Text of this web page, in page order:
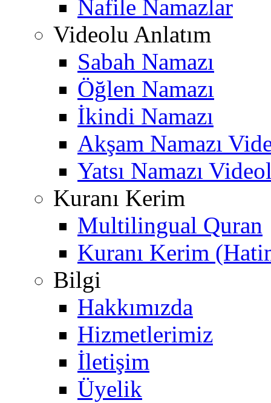
Nafile Namazlar
Videolu Anlatım
Sabah Namazı
Öğlen Namazı
İkindi Namazı
Akşam Namazı
Yatsı Namazı
Kuranı Kerim
Multilingual Quran
Kuranı Kerim
Bilgi
Hakkımızda
Hizmetlerimiz
İletişim
Üyelik